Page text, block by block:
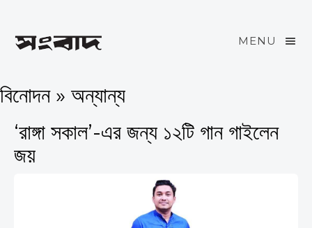
MENU
বিনোদন » অন্যান্য
‘রাঙ্গা সকাল’-এর জন্য ১২টি গান গাইলেন
জয়